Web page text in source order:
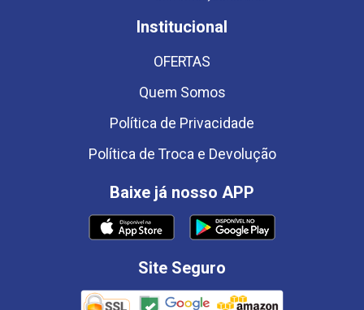
Institucional
OFERTAS
Quem Somos
Política de Privacidade
Política de Troca e Devolução
Baixe já nosso APP
Site Seguro